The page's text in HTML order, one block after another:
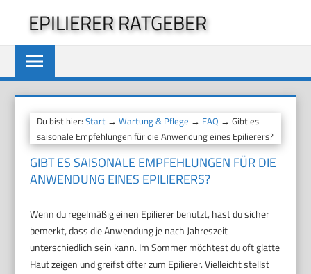
springen
EPILIERER RATGEBER
Du bist hier:Start →Wartung & Pflege → FAQ → Gibt es
saisonale Empfehlungen für die Anwendung eines Epilierers?
GIBT ES SAISONALE EMPFEHLUNGEN FÜR DIE
ANWENDUNG EINES EPILIERERS?
Wenn du regelmäßig einen Epilierer benutzt, hast du sicher
bemerkt, dass die Anwendung je nach Jahreszeit
unterschiedlich sein kann. Im Sommer möchtest du oft glatte
Haut zeigen und greifst öfter zum Epilierer. Vielleicht stellst